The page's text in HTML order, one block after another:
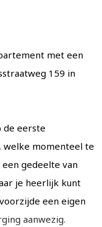
met een
159 in
de eerste
momenteel te
gedeelte van
je heerlijk kunt
een eigen
aanwezig.